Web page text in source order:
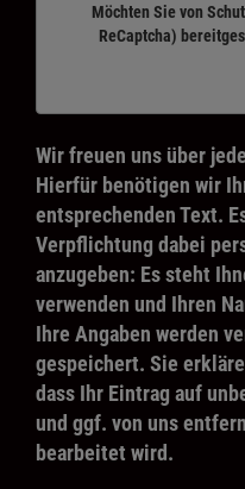
Möchten Sie von
ReCaptcha)
Wir freuen uns über
Hierfür benötigen wir
entsprechenden Text.
Verpflichtung dabei
anzugeben: Es steht
verwenden und Ihren
Ihre Angaben werden
gespeichert. Sie
dass Ihr Eintrag auf
und ggf. von uns
bearbeitet wird.